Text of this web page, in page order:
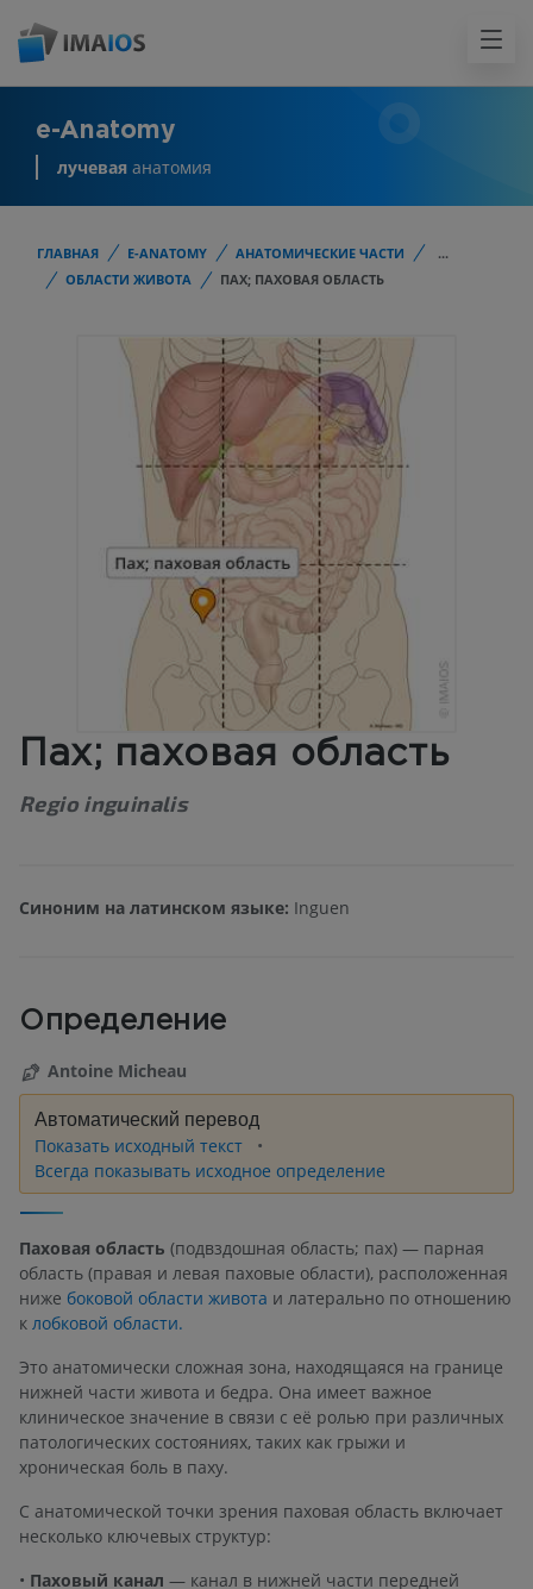
e-Anatomy
лучевая анатомия
ГЛАВНАЯ E-ANATOMY АНАТОМИЧЕСКИЕ ЧАСТИ
...
ОБЛАСТИ ЖИВОТА
ПАХ; ПАХОВАЯ ОБЛАСТЬ
Пах; паховая область
Regio inguinalis
Синоним на латинском языке: Inguen
Определение
Antoine Micheau
Автоматический перевод
Показать исходный текст
Всегда показывать исходное определение
Паховая область (подвздошная область; пах) — парная
область (правая и левая паховые области), расположенная
ниже боковой области живота и латерально по отношению
к лобковой области.
Это анатомически сложная зона, находящаяся на границе
нижней части живота и бедра. Она имеет важное
клиническое значение в связи с её ролью при различных
патологических состояниях, таких как грыжи и
хроническая боль в паху.
С анатомической точки зрения паховая область включает
несколько ключевых структур:
• Паховый канал — канал в нижней части передней